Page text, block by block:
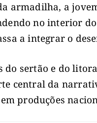
armadilha, a
no interior
a integrar o
do sertão e do
central da
produções